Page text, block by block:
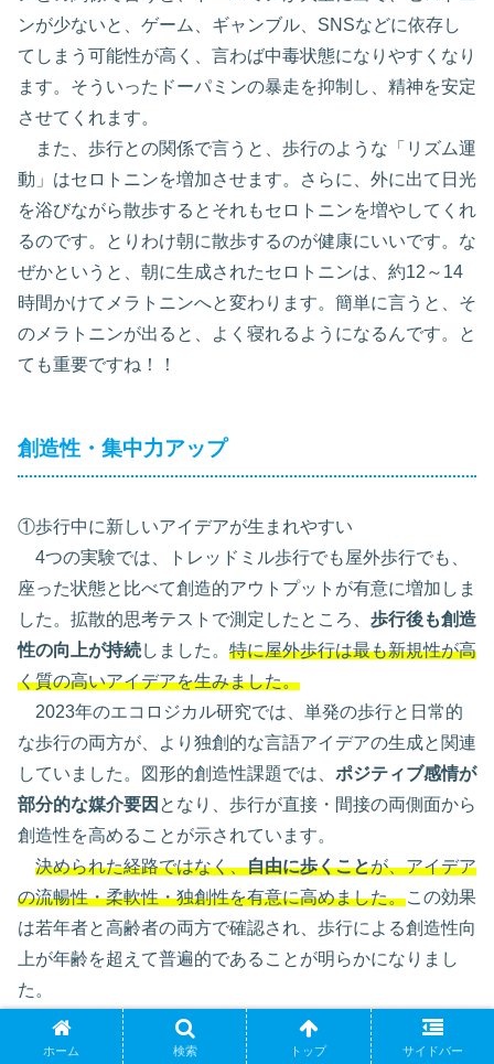
ンが少ないと、ゲーム、ギャンブル、SNSなどに依存し
てしまう可能性が高く、言わば中毒状態になりやすくなり
ます。そういったドーパミンの暴走を抑制し、精神を安定
させてくれます。
また、歩行との関係で言うと、歩行のような「リズム運
動」はセロトニンを増加させます。さらに、外に出て日光
を浴びながら散歩するとそれもセロトニンを増やしてくれ
るのです。とりわけ朝に散歩するのが健康にいいです。な
ぜかというと、朝に生成されたセロトニンは、約12～14
時間かけてメラトニンへと変わります。簡単に言うと、そ
のメラトニンが出ると、よく寝れるようになるんです。と
ても重要ですね！！
創造性・集中力アップ
①歩行中に新しいアイデアが生まれやすい
4つの実験では、トレッドミル歩行でも屋外歩行でも、
座った状態と比べて創造的アウトプットが有意に増加しま
した。拡散的思考テストで測定したところ、 歩行後も創造
性の向上が持続しました。 特に屋外歩行は最も新規性が高
く質の高いアイデアを生みました。
2023年のエコロジカル研究では、単発の歩行と日常的
な歩行の両方が、より独創的な言語アイデアの生成と関連
していました。図形的創造性課題では、 ポジティブ感情が
部分的な媒介要因 となり、歩行が直接・間接の両側面から
創造性を高めることが示されています。
決められた経路ではなく、自由に歩くことが、アイデア
の流暢性・柔軟性・独創性を有意に高めました。この効果
は若年者と高齢者の両方で確認され、歩行による創造性向
上が年齢を超えて普遍的であることが明らかになりまし
た。
自然環境に触れることは、認知疲労を軽減し、回復的注
意を促進することで創造性を強化
します。実際に自然の中
ホーム 検索 トップ サイドバー